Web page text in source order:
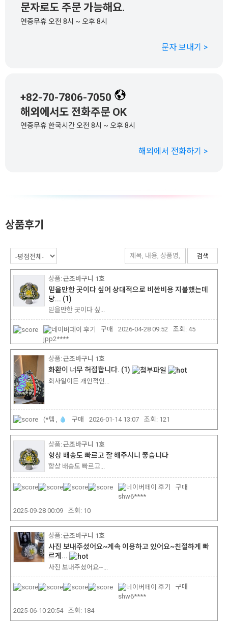
문자로도 주문 가능해요.
연중무휴 오전 8시 ~ 오후 8시
문자 보내기 >
+82-70-7806-7050
해외에서도 전화주문 OK
연중무휴 한국시간 오전 8시 ~ 오후 8시
해외에서 전화하기 >
상품후기